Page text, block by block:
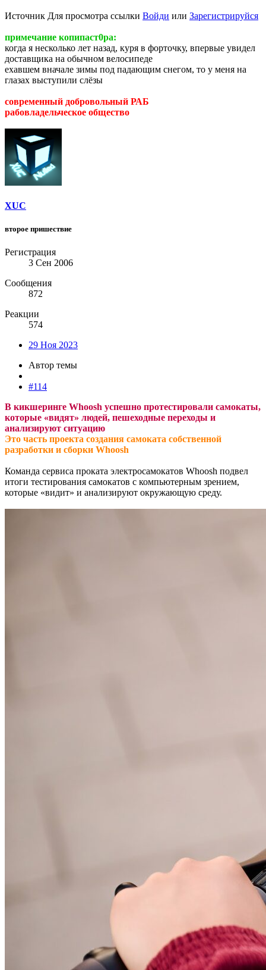
Источник Для просмотра ссылки Войди или Зарегистрируйся
примечание копипаст0ра:
когда я несколько лет назад, куря в форточку, впервые увидел
доставщика на обычном велосипеде
ехавшем вначале зимы под падающим снегом, то у меня на
глазах выступили слёзы
современный добровольный РАБ
рабовладельческое общество
XUC
второе пришествие
Регистрация
3 Сен 2006
Сообщения
872
Реакции
574
29 Ноя 2023
Автор темы
#114
В кикшеринге Whoosh успешно протестировали самокаты,
которые «видят» людей, пешеходные переходы и
анализируют ситуацию
Это часть проекта создания самоката собственной
разработки и сборки Whoosh
Команда сервиса проката электросамокатов Whoosh подвел
итоги тестирования самокатов с компьютерным зрением,
которые «видит» и анализируют окружающую среду.